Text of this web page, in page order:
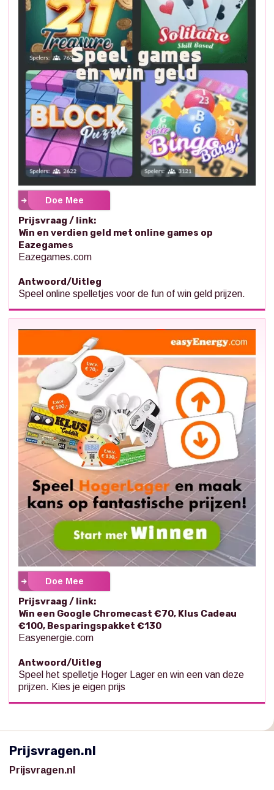
Doe Mee
Prijsvraag / link:
Win en verdien geld met online games op
Eazegames
Eazegames.com
Antwoord/Uitleg
Speel online spelletjes voor de fun of win geld prijzen.
Doe Mee
Prijsvraag / link:
Win een Google Chromecast €70, Klus Cadeau
€100, Besparingspakket €130
Easyenergie.com
Antwoord/Uitleg
Speel het spelletje Hoger Lager en win een van deze
prijzen. Kies je eigen prijs
Prijsvragen.nl
Prijsvragen.nl